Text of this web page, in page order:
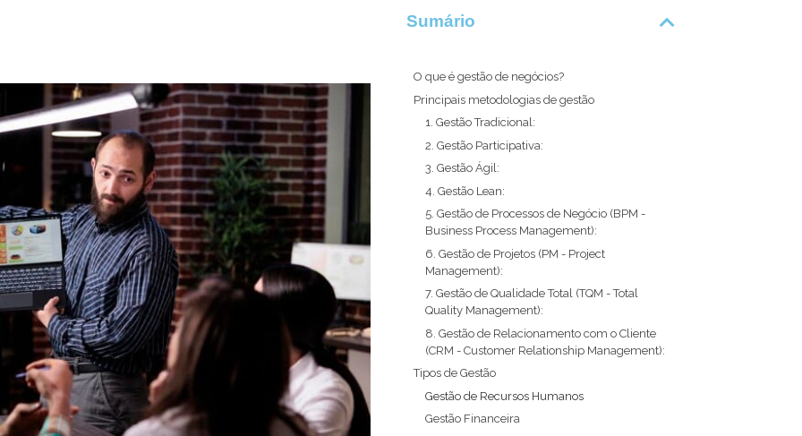
Sumário
O que é gestão de negócios?
Principais metodologias de gestão
1. Gestão Tradicional:
2. Gestão Participativa:
3. Gestão Ágil:
4. Gestão Lean:
5. Gestão de Processos de Negócio (BPM -
Business Process Management):
6. Gestão de Projetos (PM - Project
Management):
7. Gestão de Qualidade Total (TQM - Total
Quality Management):
8. Gestão de Relacionamento com o Cliente
(CRM - Customer Relationship Management):
Tipos de Gestão
Gestão de Recursos Humanos
Gestão Financeira